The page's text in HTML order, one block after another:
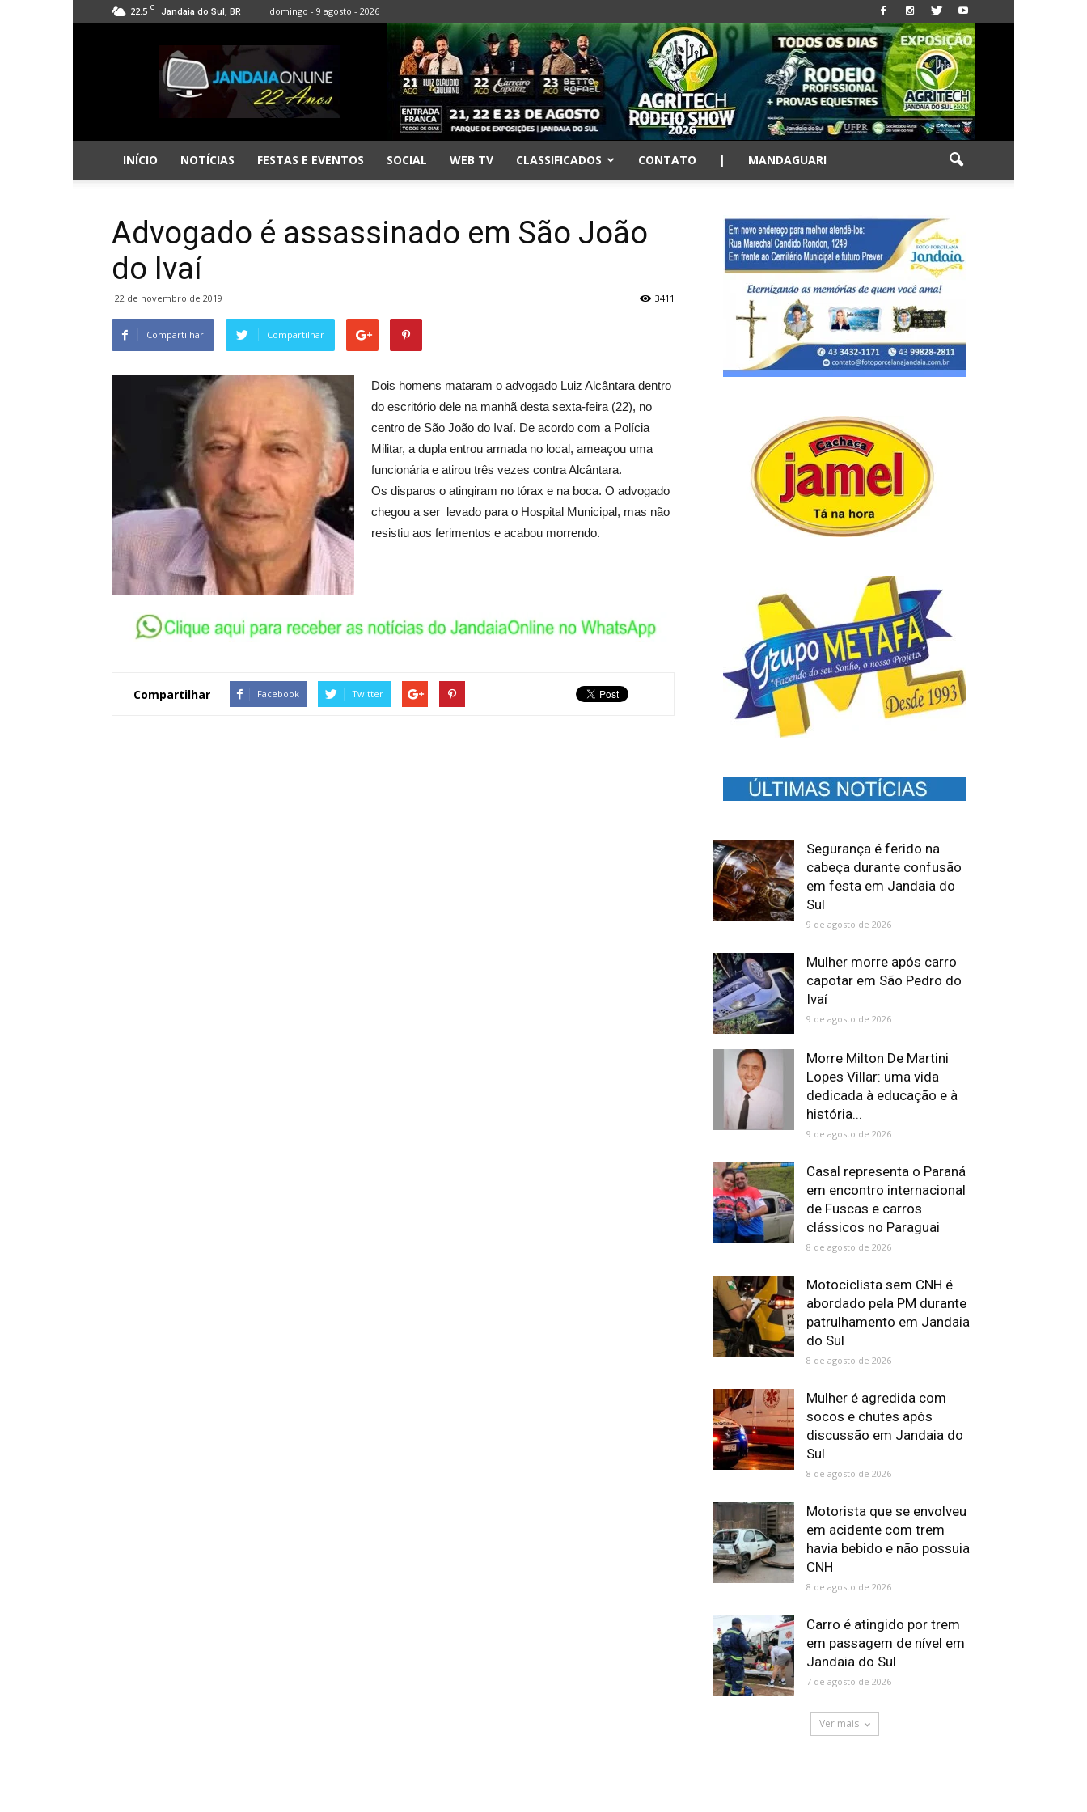
22.5 C Jandaia do Sul, BR domingo - 9 agosto - 2026
Jandaia
Online
INÍCIO NOTÍCIAS FESTAS E EVENTOS SOCIAL WEB TV CLASSIFICADOS CONTATO | MANDAGUARI
Advogado é assassinado em São João
do Ivaí
22 de novembro de 2019 3411
Compartilhar Compartilhar
Dois homens mataram o advogado Luiz Alcântara dentro
do escritório dele na manhã desta sexta-feira (22), no
centro de São João do Ivaí. De acordo com a Polícia
Militar, a dupla entrou armada no local, ameaçou uma
funcionária e atirou três vezes contra Alcântara.
Os disparos o atingiram no tórax e na boca. O advogado
chegou a ser levado para o Hospital Municipal, mas não
resistiu aos ferimentos e acabou morrendo.
Compartilhar Facebook Twitter
Segurança é ferido na
cabeça durante confusão
em festa em Jandaia do
Sul
9 de agosto de 2026
Mulher morre após carro
capotar em São Pedro do
Ivaí
9 de agosto de 2026
Morre Milton De Martini
Lopes Villar: uma vida
dedicada à educação e à
história...
9 de agosto de 2026
Casal representa o Paraná
em encontro internacional
de Fuscas e carros
clássicos no Paraguai
8 de agosto de 2026
Motociclista sem CNH é
abordado pela PM durante
patrulhamento em Jandaia
do Sul
8 de agosto de 2026
Mulher é agredida com
socos e chutes após
discussão em Jandaia do
Sul
8 de agosto de 2026
Motorista que se envolveu
em acidente com trem
havia bebido e não possuia
CNH
8 de agosto de 2026
Carro é atingido por trem
em passagem de nível em
Jandaia do Sul
7 de agosto de 2026
Ver mais